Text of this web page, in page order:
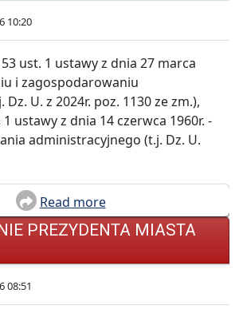
10:20
ust. 1 ustawy z dnia 27 marca
i zagospodarowaniu
U. z 2024r. poz. 1130 ze zm.),
ustawy z dnia 14 czerwca 1960r. -
administracyjnego (t.j. Dz. U.
Read more
PREZYDENTA MIASTA
08:51